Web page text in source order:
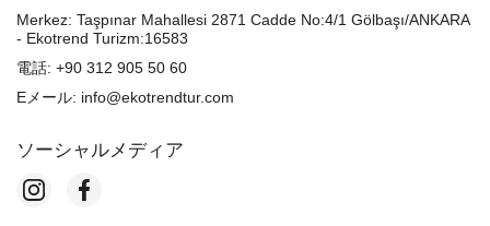
Merkez: Taşpınar Mahallesi 2871 Cadde No:4/1 Gölbaşı/ANKARA
- Ekotrend Turizm:16583
電話: +90 312 905 50 60
Eメール: info@ekotrendtur.com
ソーシャルメディア